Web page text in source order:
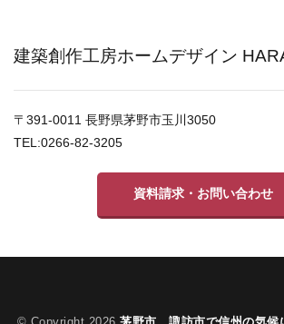
建築創作工房ホームデザイン
〒391-0011 長野県茅野市玉川3050
TEL:0266-82-3205
資料請求・お問い合わせ